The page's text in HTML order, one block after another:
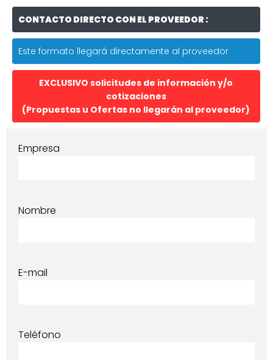
CONTACTO DIRECTO CON EL PROVEEDOR :
Este formato llegará directamente al proveedor
EXCLUSIVO solicitudes de información y/o
cotizaciones
(Propuestas u Ofertas no llegarán al proveedor)
Empresa
Nombre
E-mail
Teléfono